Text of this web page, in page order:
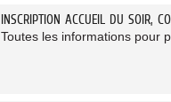
INSCRIPTION ACCUEIL DU SOIR,
Toutes les informations pour